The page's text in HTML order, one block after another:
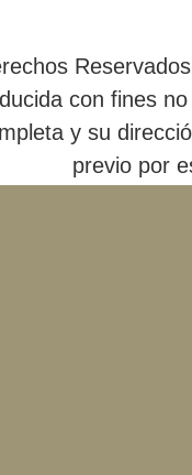
con fines
y su
previo por